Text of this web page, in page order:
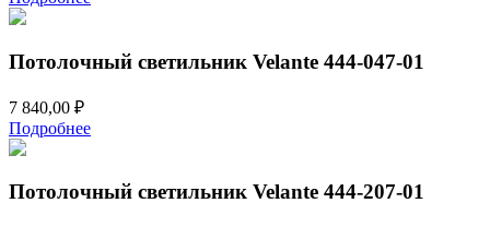
Потолочный светильник Velante 444-047-01
7 840,00 ₽
Подробнее
Потолочный светильник Velante 444-207-01